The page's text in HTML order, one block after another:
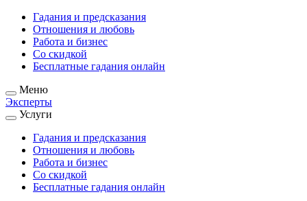
Гадания и предсказания
Отношения и любовь
Работа и бизнес
Со скидкой
Бесплатные гадания онлайн
Меню
Эксперты
Услуги
Гадания и предсказания
Отношения и любовь
Работа и бизнес
Со скидкой
Бесплатные гадания онлайн